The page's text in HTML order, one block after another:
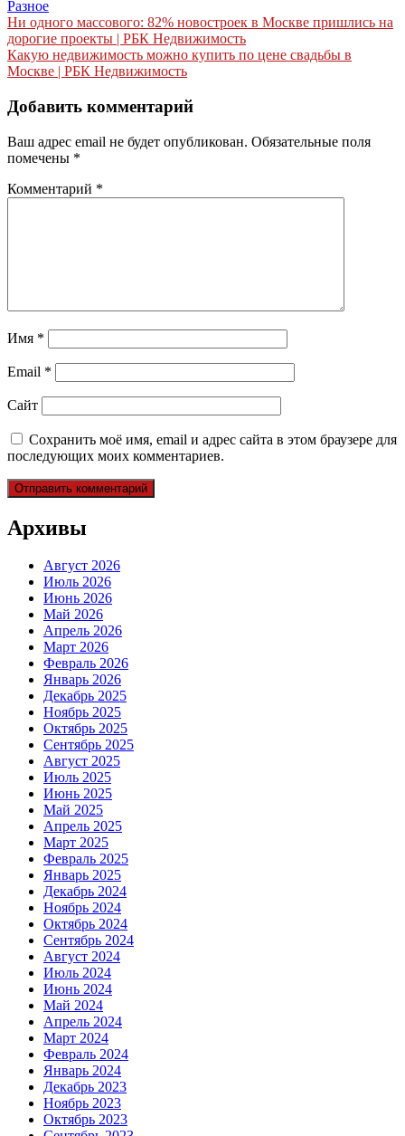
Разное
Навигация
по
записям
Ни одного массового: 82% новостроек в Москве пришлись на
дорогие проекты | РБК Недвижимость
Какую недвижимость можно купить по цене свадьбы в
Москве | РБК Недвижимость
Добавить комментарий
Ваш адрес email не будет опубликован. Обязательные поля
помечены *
Комментарий *
Имя *
Email *
Сайт
Сохранить моё имя, email и адрес сайта в этом браузере для
последующих моих комментариев.
Архивы
Август 2026
Июль 2026
Июнь 2026
Май 2026
Апрель 2026
Март 2026
Февраль 2026
Январь 2026
Декабрь 2025
Ноябрь 2025
Октябрь 2025
Сентябрь 2025
Август 2025
Июль 2025
Июнь 2025
Май 2025
Апрель 2025
Март 2025
Февраль 2025
Январь 2025
Декабрь 2024
Ноябрь 2024
Октябрь 2024
Сентябрь 2024
Август 2024
Июль 2024
Июнь 2024
Май 2024
Апрель 2024
Март 2024
Февраль 2024
Январь 2024
Декабрь 2023
Ноябрь 2023
Октябрь 2023